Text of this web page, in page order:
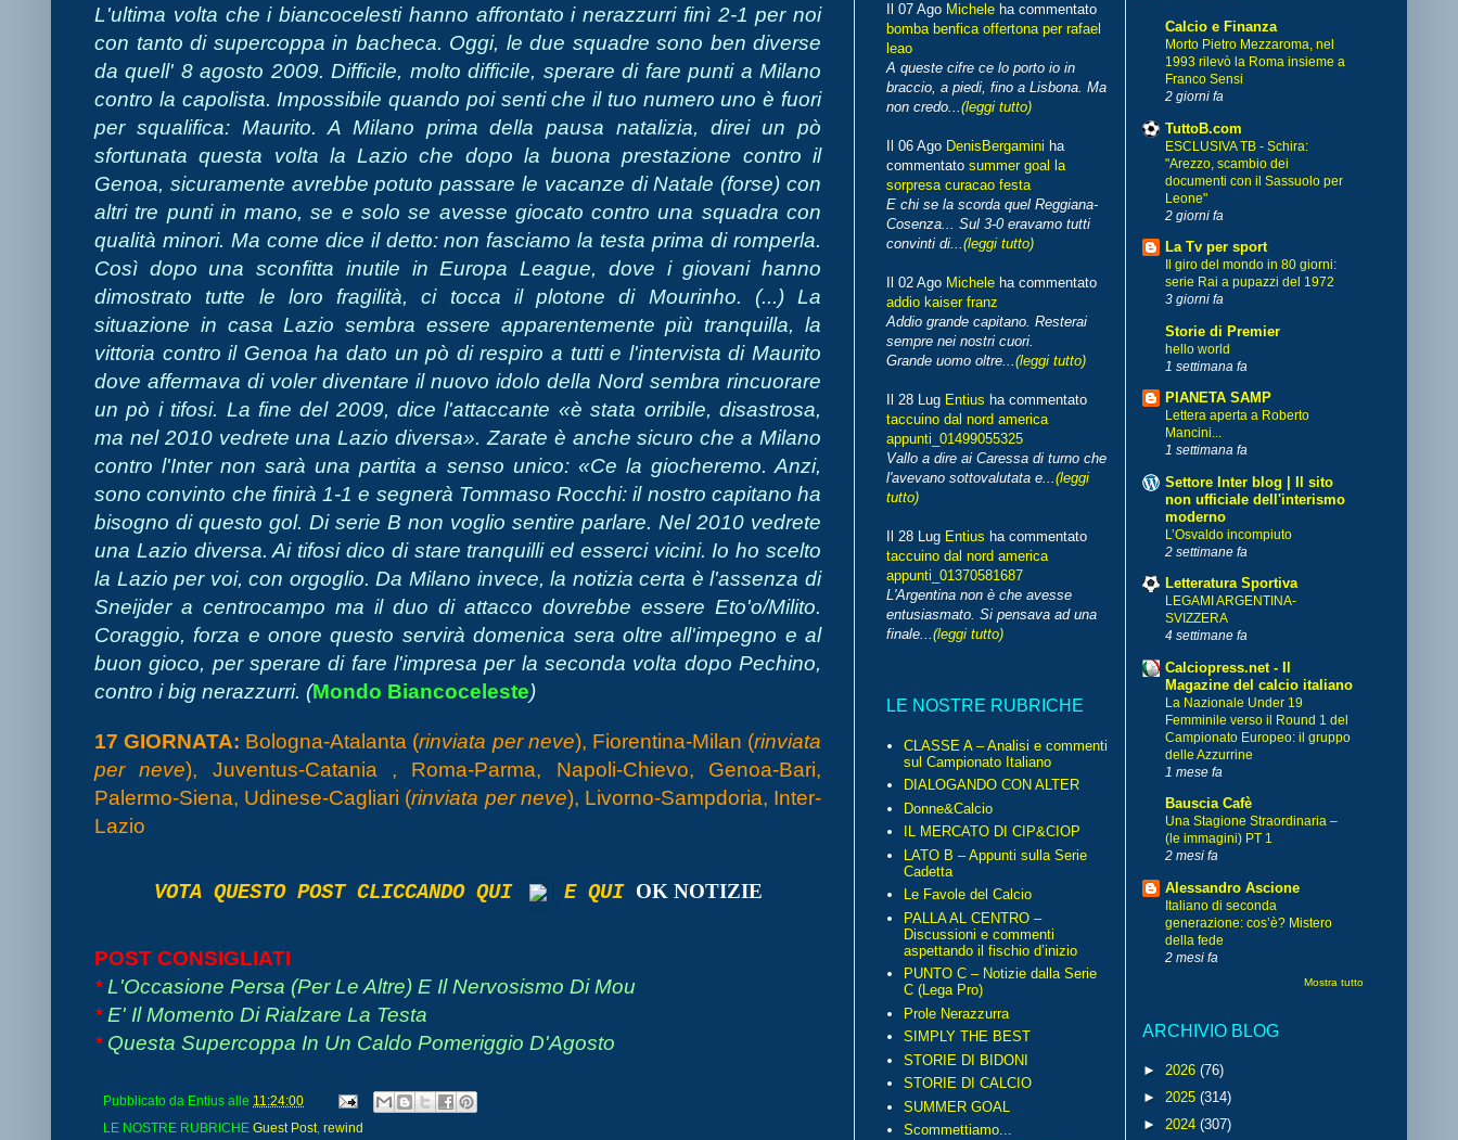
L'ultima volta che i biancocelesti hanno affrontato i nerazzurri finì 2-1 per noi
con tanto di supercoppa in bacheca. Oggi, le due squadre sono ben diverse
da quell' 8 agosto 2009. Difficile, molto difficile, sperare di fare punti a Milano
contro la capolista. Impossibile quando poi senti che il tuo numero uno è fuori
per squalifica: Maurito. A Milano prima della pausa natalizia, direi un pò
sfortunata questa volta la Lazio che dopo la buona prestazione contro il
Genoa, sicuramente avrebbe potuto passare le vacanze di Natale (forse) con
altri tre punti in mano, se e solo se avesse giocato contro una squadra con
qualità minori. Ma come dice il detto: non fasciamo la testa prima di romperla.
Così dopo una sconfitta inutile in Europa League, dove i giovani hanno
dimostrato tutte le loro fragilità, ci tocca il plotone di Mourinho. (...) La
situazione in casa Lazio sembra essere apparentemente più tranquilla, la
vittoria contro il Genoa ha dato un pò di respiro a tutti e l'intervista di Maurito
dove affermava di voler diventare il nuovo idolo della Nord sembra rincuorare
un pò i tifosi. La fine del 2009, dice l'attaccante «è stata orribile, disastrosa,
ma nel 2010 vedrete una Lazio diversa». Zarate è anche sicuro che a Milano
contro l'Inter non sarà una partita a senso unico: «Ce la giocheremo. Anzi,
sono convinto che finirà 1-1 e segnerà Tommaso Rocchi: il nostro capitano ha
bisogno di questo gol. Di serie B non voglio sentire parlare. Nel 2010 vedrete
una Lazio diversa. Ai tifosi dico di stare tranquilli ed esserci vicini. Io ho scelto
la Lazio per voi, con orgoglio. Da Milano invece, la notizia certa è l'assenza di
Sneijder a centrocampo ma il duo di attacco dovrebbe essere Eto'o/Milito.
Coraggio, forza e onore questo servirà domenica sera oltre all'impegno e al
buon gioco, per sperare di fare l'impresa per la seconda volta dopo Pechino,
contro i big nerazzurri. (Mondo Biancoceleste)
17 GIORNATA: Bologna-Atalanta (rinviata per neve), Fiorentina-Milan (rinviata
per neve), Juventus-Catania , Roma-Parma, Napoli-Chievo, Genoa-Bari,
Palermo-Siena, Udinese-Cagliari (rinviata per neve), Livorno-Sampdoria, Inter-
Lazio
VOTA QUESTO POST CLICCANDO QUI E QUI OK NOTIZIE
POST CONSIGLIATI
*L'Occasione Persa (Per Le Altre) E Il Nervosismo Di Mou
*E' Il Momento Di Rialzare La Testa
* Questa Supercoppa In Un Caldo Pomeriggio D'Agosto
Pubblicato da Entius alle 11:24:00
LE NOSTRE RUBRICHE Guest Post, rewind
Il 07 Ago Michele ha commentato
bomba benfica offertona per rafael
leao
A queste cifre ce lo porto io in
braccio, a piedi, fino a Lisbona. Ma
non credo...(leggi tutto)
Il 06 Ago DenisBergamini ha
commentato summer goal la
sorpresa curacao festa
E chi se la scorda quel Reggiana-
Cosenza... Sul 3-0 eravamo tutti
convinti di...(leggi tutto)
Il 02 Ago Michele ha commentato
addio kaiser franz
Addio grande capitano. Resterai
sempre nei nostri cuori.
Grande uomo oltre...(leggi tutto)
Il 28 Lug Entius ha commentato
taccuino dal nord america
appunti_01499055325
Vallo a dire ai Caressa di turno che
l'avevano sottovalutata e...(leggi
tutto)
Il 28 Lug Entius ha commentato
taccuino dal nord america
appunti_01370581687
L'Argentina non è che avesse
entusiasmato. Si pensava ad una
finale...(leggi tutto)
LE NOSTRE RUBRICHE
CLASSE A – Analisi e commenti
sul Campionato Italiano
DIALOGANDO CON ALTER
Donne&Calcio
IL MERCATO DI CIP&CIOP
LATO B – Appunti sulla Serie
Cadetta
Le Favole del Calcio
PALLA AL CENTRO –
Discussioni e commenti
aspettando il fischio d’inizio
PUNTO C – Notizie dalla Serie
C (Lega Pro)
Prole Nerazzurra
SIMPLY THE BEST
STORIE DI BIDONI
STORIE DI CALCIO
SUMMER GOAL
Scommettiamo...
Calcio e Finanza
Morto Pietro Mezzaroma, nel
1993 rilevò la Roma insieme a
Franco Sensi
2 giorni fa
TuttoB.com
ESCLUSIVA TB - Schira:
"Arezzo, scambio dei
documenti con il Sassuolo per
Leone"
2 giorni fa
La Tv per sport
Il giro del mondo in 80 giorni:
serie Rai a pupazzi del 1972
3 giorni fa
Storie di Premier
hello world
1 settimana fa
PIANETA SAMP
Lettera aperta a Roberto
Mancini...
1 settimana fa
Settore Inter blog | Il sito
non ufficiale dell'interismo
moderno
L’Osvaldo incompiuto
2 settimane fa
Letteratura Sportiva
LEGAMI ARGENTINA-
SVIZZERA
4 settimane fa
Calciopress.net - Il
Magazine del calcio italiano
La Nazionale Under 19
Femminile verso il Round 1 del
Campionato Europeo: il gruppo
delle Azzurrine
1 mese fa
Bauscia Cafè
Una Stagione Straordinaria –
(le immagini) PT 1
2 mesi fa
Alessandro Ascione
Italiano di seconda
generazione: cos’è? Mistero
della fede
2 mesi fa
Mostra tutto
ARCHIVIO BLOG
► 2026 (76)
► 2025 (314)
► 2024 (307)